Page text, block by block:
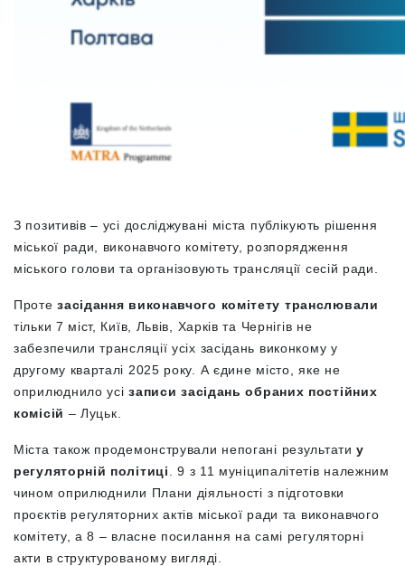
З позитивів – усі досліджувані міста публікують рішення
міської ради, виконавчого комітету, розпорядження
міського голови та організовують трансляції сесій ради.
Проте засідання виконавчого комітету транслювали
тільки 7 міст, Київ, Львів, Харків та Чернігів не
забезпечили трансляції усіх засідань виконкому у
другому кварталі 2025 року. А єдине місто, яке не
оприлюднило усізаписи засідань обраних постійних
комісій – Луцьк.
Міста також продемонстрували непогані результатиу
регуляторній політиці
. 9 з 11 муніципалітетів належним
чином оприлюднили Плани діяльності з підготовки
проєктів регуляторних актів міської ради та виконавчого
комітету, а 8 – власне посилання на самі регуляторні
акти в структурованому вигляді.